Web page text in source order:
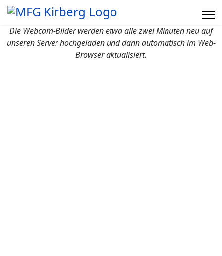
Die Webcam-Bilder werden etwa alle zwei Minuten neu auf
unseren Server hochgeladen und dann automatisch im Web-
Browser aktualisiert.